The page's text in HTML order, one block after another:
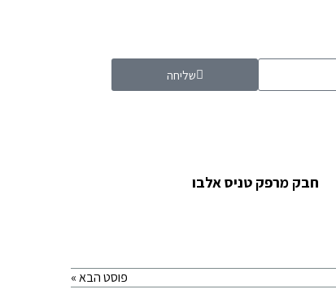
שליחה
חבק מרפק טניס אלבו
פוסט הבא »